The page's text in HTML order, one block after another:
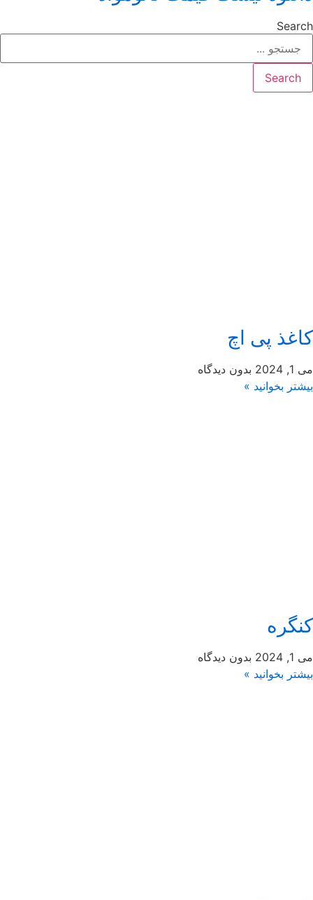
Search
Search
کاغذ پی اچ
می 1, 2024
بدون دیدگاه
بیشتر بخوانید »
کنگره
می 1, 2024
بدون دیدگاه
بیشتر بخوانید »